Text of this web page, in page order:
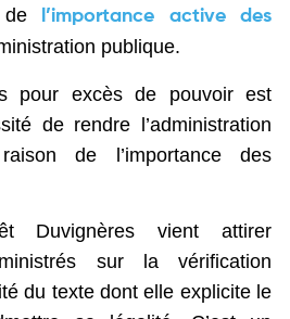
de
l’importance active des
publique.
pour excès de pouvoir est
de rendre l’administration
de l’importance des
Duvignères vient attirer
sur la vérification
du texte dont elle explicite le